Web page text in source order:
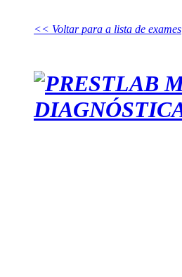
<< Voltar para a lista de exames